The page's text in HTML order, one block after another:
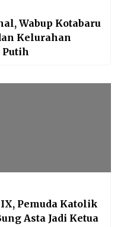
Wabup Kotabaru
Kelurahan
Pemuda Katolik
Asta Jadi Ketua